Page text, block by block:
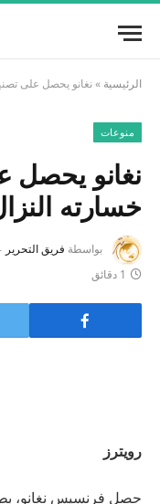
الرئيسية »نغانو يحصل على
منوعات
نغانو يحصل
خسارته
بواسطة فريق التحرير
1 دقائق
رويترز
حصل فرنسيس نغانو،